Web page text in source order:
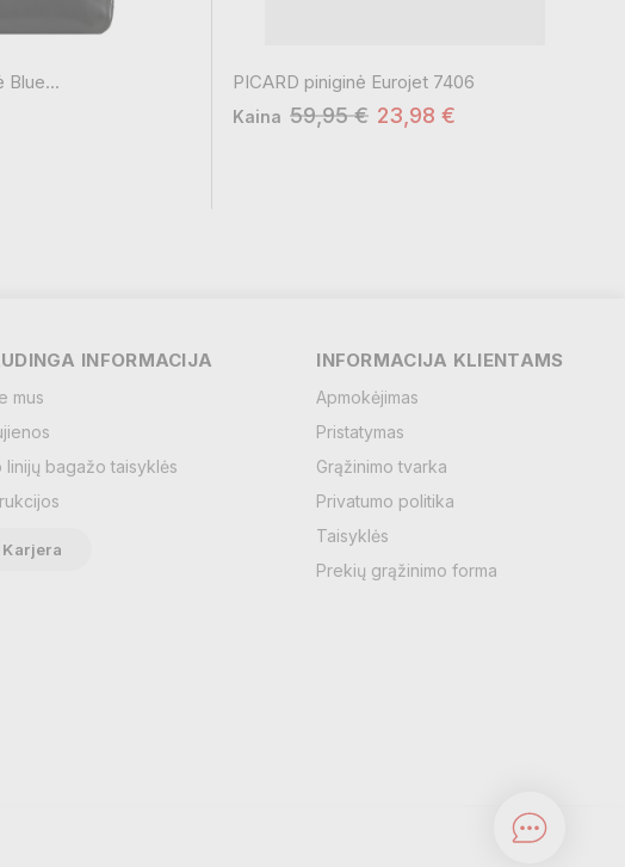
Blue... PICARD piniginė Eurojet 7406
Kaina 59,95 € 23,98 €
INFORMACIJA
mus
linijų bagažo taisyklės
Karjera
INFORMACIJA KLIENTAMS
Apmokėjimas
Pristatymas
Grąžinimo tvarka
Privatumo politika
Taisyklės
Prekių grąžinimo forma